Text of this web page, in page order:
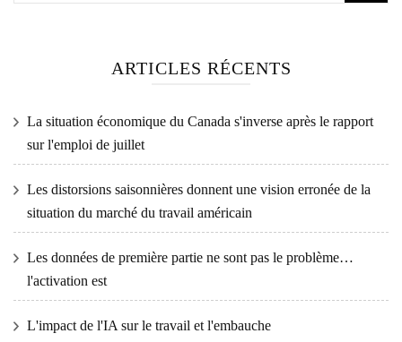
ARTICLES RÉCENTS
La situation économique du Canada s'inverse après le rapport
sur l'emploi de juillet
Les distorsions saisonnières donnent une vision erronée de la
situation du marché du travail américain
Les données de première partie ne sont pas le problème…
l'activation est
L'impact de l'IA sur le travail et l'embauche